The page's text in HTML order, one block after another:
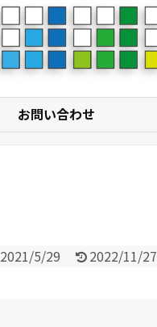
お問い合わせ
2021/5/29 2022/11/27